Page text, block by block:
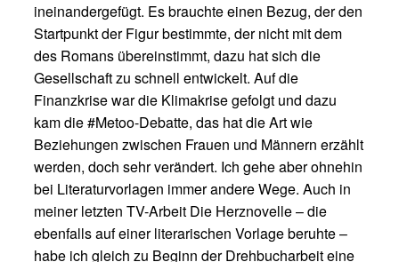
ineinandergefügt. Es brauchte einen Bezug, der den
Startpunkt der Figur bestimmte, der nicht mit dem
des Romans übereinstimmt, dazu hat sich die
Gesellschaft zu schnell entwickelt. Auf die
Finanzkrise war die Klimakrise gefolgt und dazu
kam die #Metoo-Debatte, das hat die Art wie
Beziehungen zwischen Frauen und Männern erzählt
werden, doch sehr verändert. Ich gehe aber ohnehin
bei Literaturvorlagen immer andere Wege. Auch in
meiner letzten TV-Arbeit Die Herznovelle – die
ebenfalls auf einer literarischen Vorlage beruhte –
habe ich gleich zu Beginn der Drehbucharbeit eine